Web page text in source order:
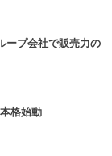
ープ会社で販売力の
格始動